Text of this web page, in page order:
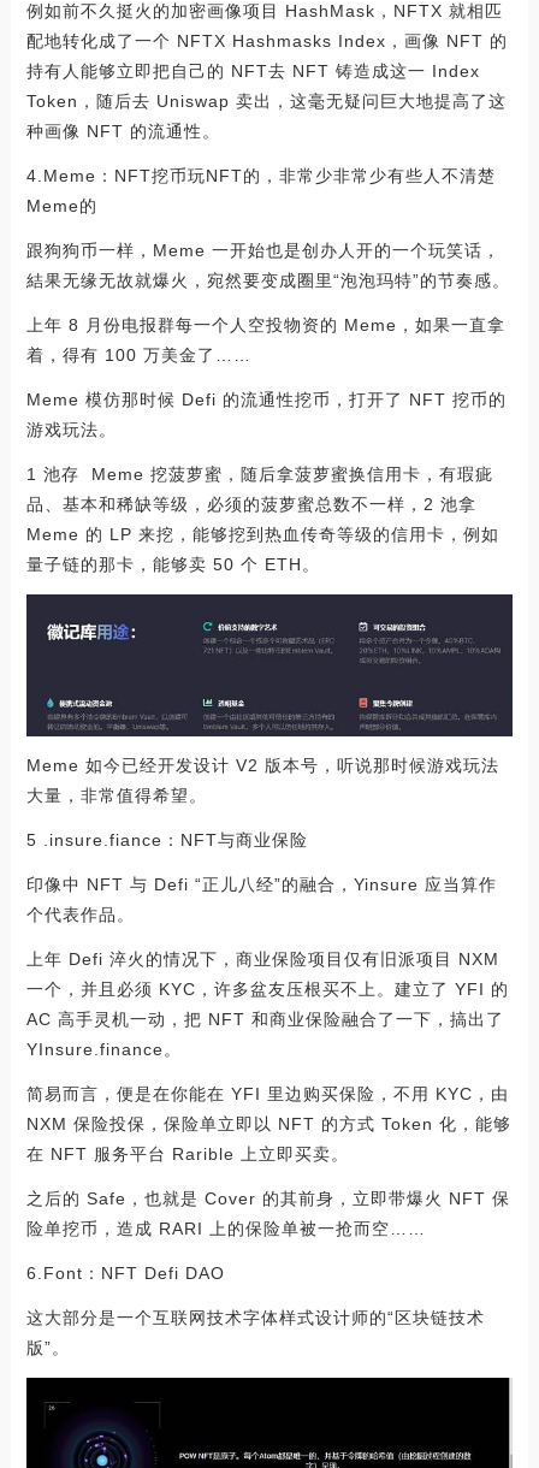
例如前不久挺火的加密画像项目 HashMask，NFTX 就相匹
配地转化成了一个 NFTX Hashmasks Index，画像 NFT 的
持有人能够立即把自己的 NFT去 NFT 铸造成这一 Index
Token，随后去 Uniswap 卖出，这毫无疑问巨大地提高了这
种画像 NFT 的流通性。
4.Meme：NFT挖币玩NFT的，非常少非常少有些人不清楚
Meme的
跟狗狗币一样，Meme 一开始也是创办人开的一个玩笑话，
結果无缘无故就爆火，宛然要变成圈里“泡泡玛特”的节奏感。
上年 8 月份电报群每一个人空投物资的 Meme，如果一直拿
着，得有 100 万美金了……
Meme 模仿那时候 Defi 的流通性挖币，打开了 NFT 挖币的
游戏玩法。
1 池存 Meme 挖菠萝蜜，随后拿菠萝蜜换信用卡，有瑕疵
品、基本和稀缺等级，必须的菠萝蜜总数不一样，2 池拿
Meme 的 LP 来挖，能够挖到热血传奇等级的信用卡，例如
量子链的那卡，能够卖 50 个 ETH。
Meme 如今已经开发设计 V2 版本号，听说那时候游戏玩法
大量，非常值得希望。
5 .insure.fiance：NFT与商业保险
印像中 NFT 与 Defi “正儿八经”的融合，Yinsure 应当算作
个代表作品。
上年 Defi 淬火的情况下，商业保险项目仅有旧派项目 NXM
一个，并且必须 KYC，许多盆友压根买不上。建立了 YFI 的
AC 高手灵机一动，把 NFT 和商业保险融合了一下，搞出了
YInsure.finance。
简易而言，便是在你能在 YFI 里边购买保险，不用 KYC，由
NXM 保险投保，保险单立即以 NFT 的方式 Token 化，能够
在 NFT 服务平台 Rarible 上立即买卖。
之后的 Safe，也就是 Cover 的其前身，立即带爆火 NFT 保
险单挖币，造成 RARI 上的保险单被一抢而空……
6.Font：NFT Defi DAO
这大部分是一个互联网技术字体样式设计师的“区块链技术
版”。